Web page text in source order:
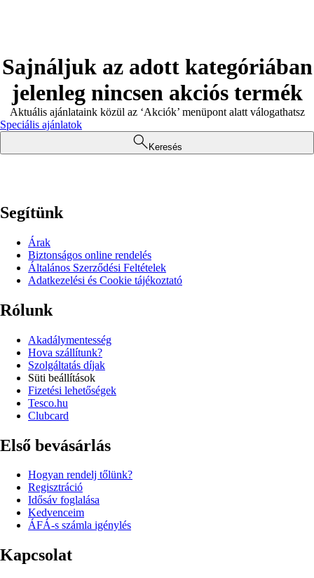
Sajnáljuk az adott kategóriában
jelenleg nincsen akciós termék
Aktuális ajánlataink közül az ‘Akciók’ menüpont alatt válogathatsz
Speciális ajánlatok
Keresés
Segítünk
Árak
Biztonságos online rendelés
Általános Szerződési Feltételek
Adatkezelési és Cookie tájékoztató
Rólunk
Akadálymentesség
Hova szállítunk?
Szolgáltatás díjak
Süti beállítások
Fizetési lehetőségek
Tesco.hu
Clubcard
Első bevásárlás
Hogyan rendelj tőlünk?
Regisztráció
Idősáv foglalása
Kedvenceim
ÁFÁ-s számla igénylés
Kapcsolat